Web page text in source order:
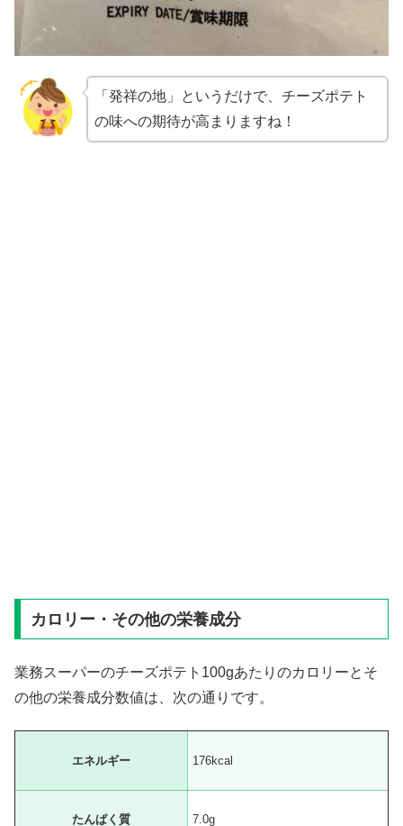
「発祥の地」というだけで、チーズポテト
の味への期待が高まりますね！
カロリー・その他の栄養成分
業務スーパーのチーズポテト100gあたりのカロリーとそ
の他の栄養成分数値は、次の通りです。
エネルギー 176kcal
たんぱく質 7.0g